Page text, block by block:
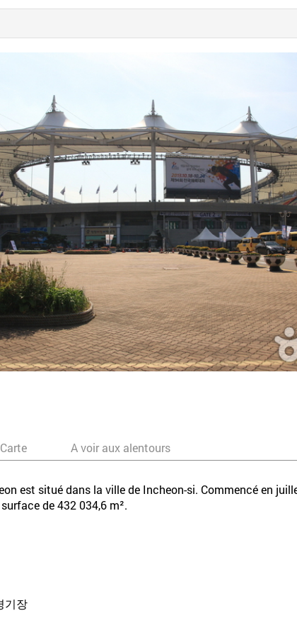
Carte A voir aux alentours
est situé dans la ville de Incheon-si. Commencé en
de 432 034,6 m².
기장